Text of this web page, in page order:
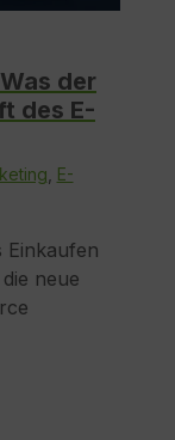
der
des E-
E-
Einkaufen
neue